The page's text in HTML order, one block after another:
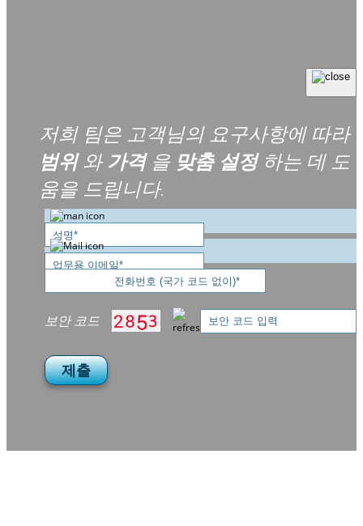
저희 팀은 고객님의 요구사항에 따라
범위와가격을 맞춤 설정하는 데 도
움을 드립니다.
보안 코드
제출